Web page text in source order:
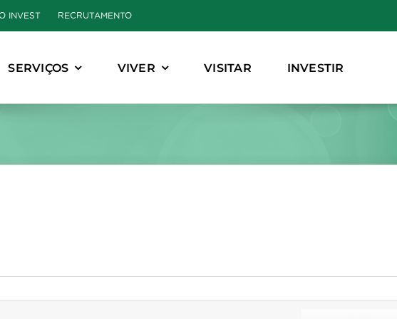
INVEST RECRUTAMENTO
SERVIÇOS VIVER VISITAR INVESTIR